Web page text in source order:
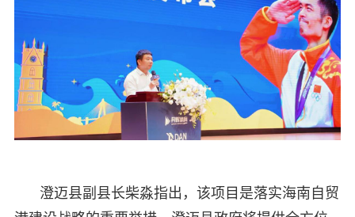
澄迈县副县长柴淼指出，该项目是落实海南自贸